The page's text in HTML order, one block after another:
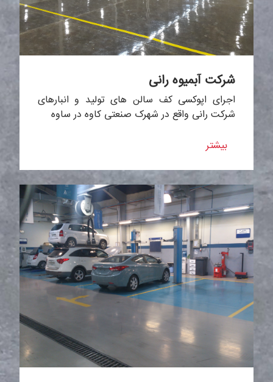
شرکت آبمیوه رانی
اجرای اپوکسی کف سالن های تولید و انبارهای
شرکت رانی واقع در شهرک صنعتی کاوه در ساوه
بیشتر